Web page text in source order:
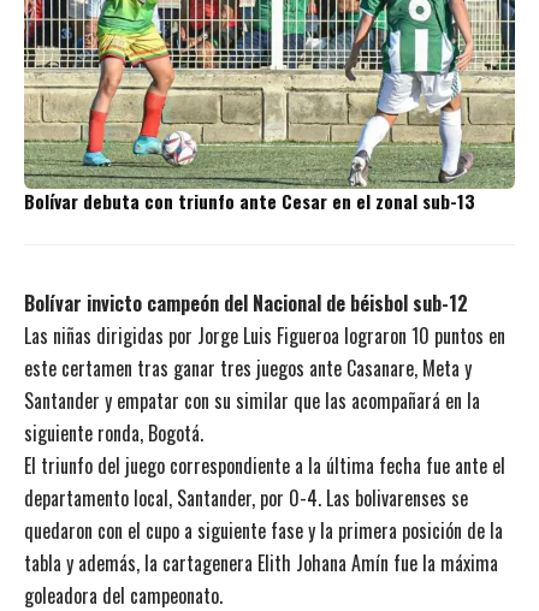
Bolívar debuta con triunfo ante Cesar en el zonal sub-13
Bolívar invicto campeón del Nacional de béisbol sub-12
Las niñas dirigidas por Jorge Luis Figueroa lograron 10 puntos en
este certamen tras ganar tres juegos ante Casanare, Meta y
Santander y empatar con su similar que las acompañará en la
siguiente ronda, Bogotá.
El triunfo del juego correspondiente a la última fecha fue ante el
departamento local, Santander, por 0-4. Las bolivarenses se
quedaron con el cupo a siguiente fase y la primera posición de la
tabla y además, la cartagenera Elith Johana Amín fue la máxima
goleadora del campeonato.